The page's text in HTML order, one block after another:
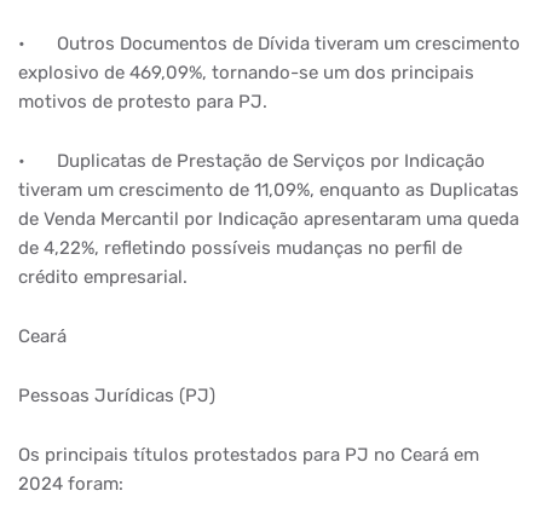
•
Outros Documentos de Dívida tiveram um crescimento
explosivo de 469,09%, tornando-se um dos principais
motivos de protesto para PJ.
•
Duplicatas de Prestação de Serviços por Indicação
tiveram um crescimento de 11,09%, enquanto as Duplicatas
de Venda Mercantil por Indicação apresentaram uma queda
de 4,22%, refletindo possíveis mudanças no perfil de
crédito empresarial.
Ceará
Pessoas Jurídicas (PJ)
Os principais títulos protestados para PJ no Ceará em
2024 foram: